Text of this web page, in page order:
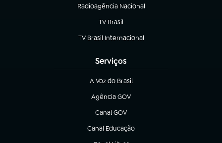
Radioagência Nacional
(abre em nova aba)
TV Brasil
(abre em nova aba)
TV Brasil Internacional
(abre em nova aba)
Serviços
A Voz do Brasil
(abre em nova aba)
Agência GOV
(abre em nova aba)
Canal GOV
(abre em nova aba)
Canal Educação
(abre em nova aba)